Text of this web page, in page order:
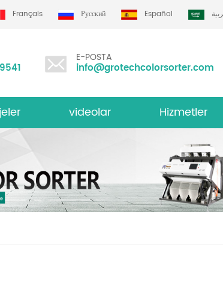
Français Русский Español
E-POSTA
info@grotechcolorsorter.com
videolar Hizmetler